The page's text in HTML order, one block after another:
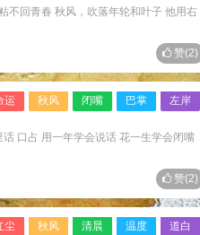
不回青春 秋风，吹落年轮和叶子 他用右
赞(2)
运 秋风 闭嘴 巴掌 左岸
口占 用一年学会说话 花一生学会闭嘴
赞(2)
尘 秋风 清晨 温度 道白